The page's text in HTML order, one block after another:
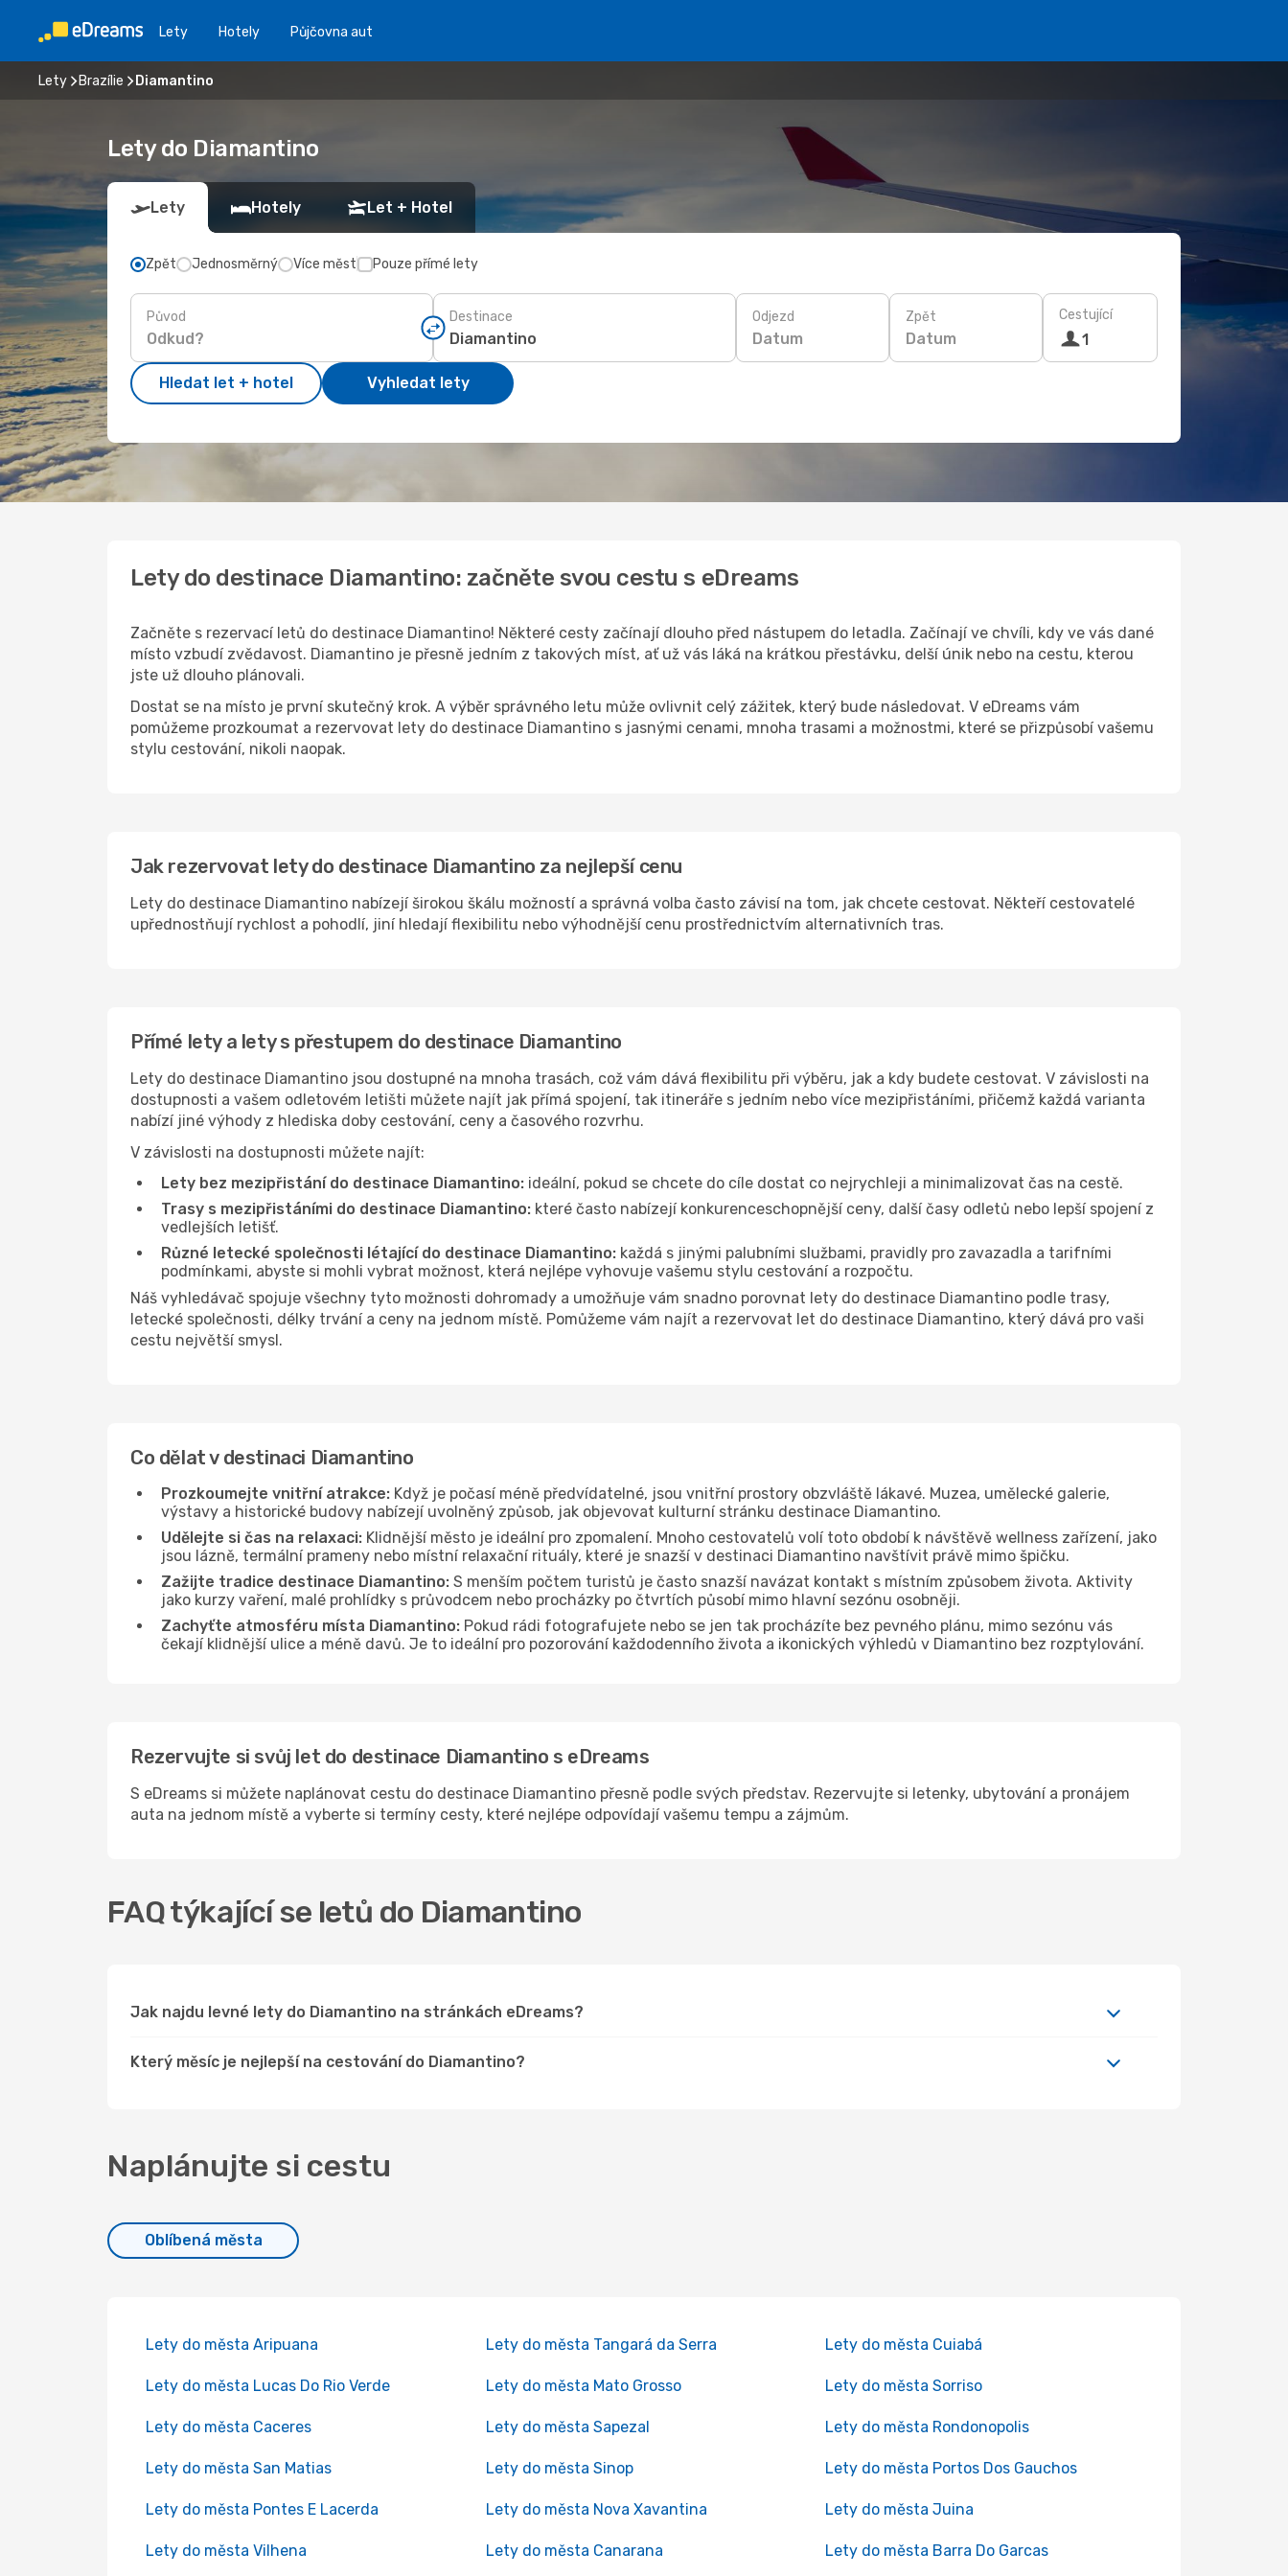
Lety Hotely Půjčovna aut
Lety Brazílie Diamantino
Lety do Diamantino
Lety Hotely Let + Hotel
Zpět Jednosměrný Více měst Pouze přímé lety
Původ Destinace Odjezd
Datum
Zpět
Datum
Cestující
1
Hledat let + hotel Vyhledat lety
Lety do destinace Diamantino: začněte svou cestu s eDreams
Začněte s rezervací letů do destinace Diamantino! Některé cesty začínají dlouho před nástupem do letadla. Začínají ve chvíli, kdy ve vás dané
místo vzbudí zvědavost. Diamantino je přesně jedním z takových míst, ať už vás láká na krátkou přestávku, delší únik nebo na cestu, kterou
jste už dlouho plánovali.
Dostat se na místo je první skutečný krok. A výběr správného letu může ovlivnit celý zážitek, který bude následovat. V eDreams vám
pomůžeme prozkoumat a rezervovat lety do destinace Diamantino s jasnými cenami, mnoha trasami a možnostmi, které se přizpůsobí vašemu
stylu cestování, nikoli naopak.
Jak rezervovat lety do destinace Diamantino za nejlepší cenu
Lety do destinace Diamantino nabízejí širokou škálu možností a správná volba často závisí na tom, jak chcete cestovat. Někteří cestovatelé
upřednostňují rychlost a pohodlí, jiní hledají flexibilitu nebo výhodnější cenu prostřednictvím alternativních tras.
Přímé lety a lety s přestupem do destinace Diamantino
Lety do destinace Diamantino jsou dostupné na mnoha trasách, což vám dává flexibilitu při výběru, jak a kdy budete cestovat. V závislosti na
dostupnosti a vašem odletovém letišti můžete najít jak přímá spojení, tak itineráře s jedním nebo více mezipřistáními, přičemž každá varianta
nabízí jiné výhody z hlediska doby cestování, ceny a časového rozvrhu.
V závislosti na dostupnosti můžete najít:
Lety bez mezipřistání do destinace Diamantino: ideální, pokud se chcete do cíle dostat co nejrychleji a minimalizovat čas na cestě.
Trasy s mezipřistáními do destinace Diamantino: které často nabízejí konkurenceschopnější ceny, další časy odletů nebo lepší spojení z
vedlejších letišť.
Různé letecké společnosti létající do destinace Diamantino: každá s jinými palubními službami, pravidly pro zavazadla a tarifními
podmínkami, abyste si mohli vybrat možnost, která nejlépe vyhovuje vašemu stylu cestování a rozpočtu.
Náš vyhledávač spojuje všechny tyto možnosti dohromady a umožňuje vám snadno porovnat lety do destinace Diamantino podle trasy,
letecké společnosti, délky trvání a ceny na jednom místě. Pomůžeme vám najít a rezervovat let do destinace Diamantino, který dává pro vaši
cestu největší smysl.
Co dělat v destinaci Diamantino
Prozkoumejte vnitřní atrakce: Když je počasí méně předvídatelné, jsou vnitřní prostory obzvláště lákavé. Muzea, umělecké galerie,
výstavy a historické budovy nabízejí uvolněný způsob, jak objevovat kulturní stránku destinace Diamantino.
Udělejte si čas na relaxaci: Klidnější město je ideální pro zpomalení. Mnoho cestovatelů volí toto období k návštěvě wellness zařízení, jako
jsou lázně, termální prameny nebo místní relaxační rituály, které je snazší v destinaci Diamantino navštívit právě mimo špičku.
Zažijte tradice destinace Diamantino: S menším počtem turistů je často snazší navázat kontakt s místním způsobem života. Aktivity
jako kurzy vaření, malé prohlídky s průvodcem nebo procházky po čtvrtích působí mimo hlavní sezónu osobněji.
Zachyťte atmosféru místa Diamantino: Pokud rádi fotografujete nebo se jen tak procházíte bez pevného plánu, mimo sezónu vás
čekají klidnější ulice a méně davů. Je to ideální pro pozorování každodenního života a ikonických výhledů v Diamantino bez rozptylování.
Rezervujte si svůj let do destinace Diamantino s eDreams
S eDreams si můžete naplánovat cestu do destinace Diamantino přesně podle svých představ. Rezervujte si letenky, ubytování a pronájem
auta na jednom místě a vyberte si termíny cesty, které nejlépe odpovídají vašemu tempu a zájmům.
FAQ týkající se letů do Diamantino
Jak najdu levné lety do Diamantino na stránkách eDreams?
Který měsíc je nejlepší na cestování do Diamantino?
Naplánujte si cestu
Oblíbená města
Lety do města Aripuana Lety do města Tangará da Serra Lety do města Cuiabá
Lety do města Lucas Do Rio Verde Lety do města Mato Grosso Lety do města Sorriso
Lety do města Caceres Lety do města Sapezal Lety do města Rondonopolis
Lety do města San Matias Lety do města Sinop Lety do města Portos Dos Gauchos
Lety do města Pontes E Lacerda Lety do města Nova Xavantina Lety do města Juina
Lety do města Vilhena Lety do města Canarana Lety do města Barra Do Garcas